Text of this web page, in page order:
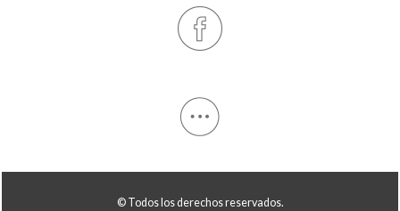
© Todos los derechos reservados.